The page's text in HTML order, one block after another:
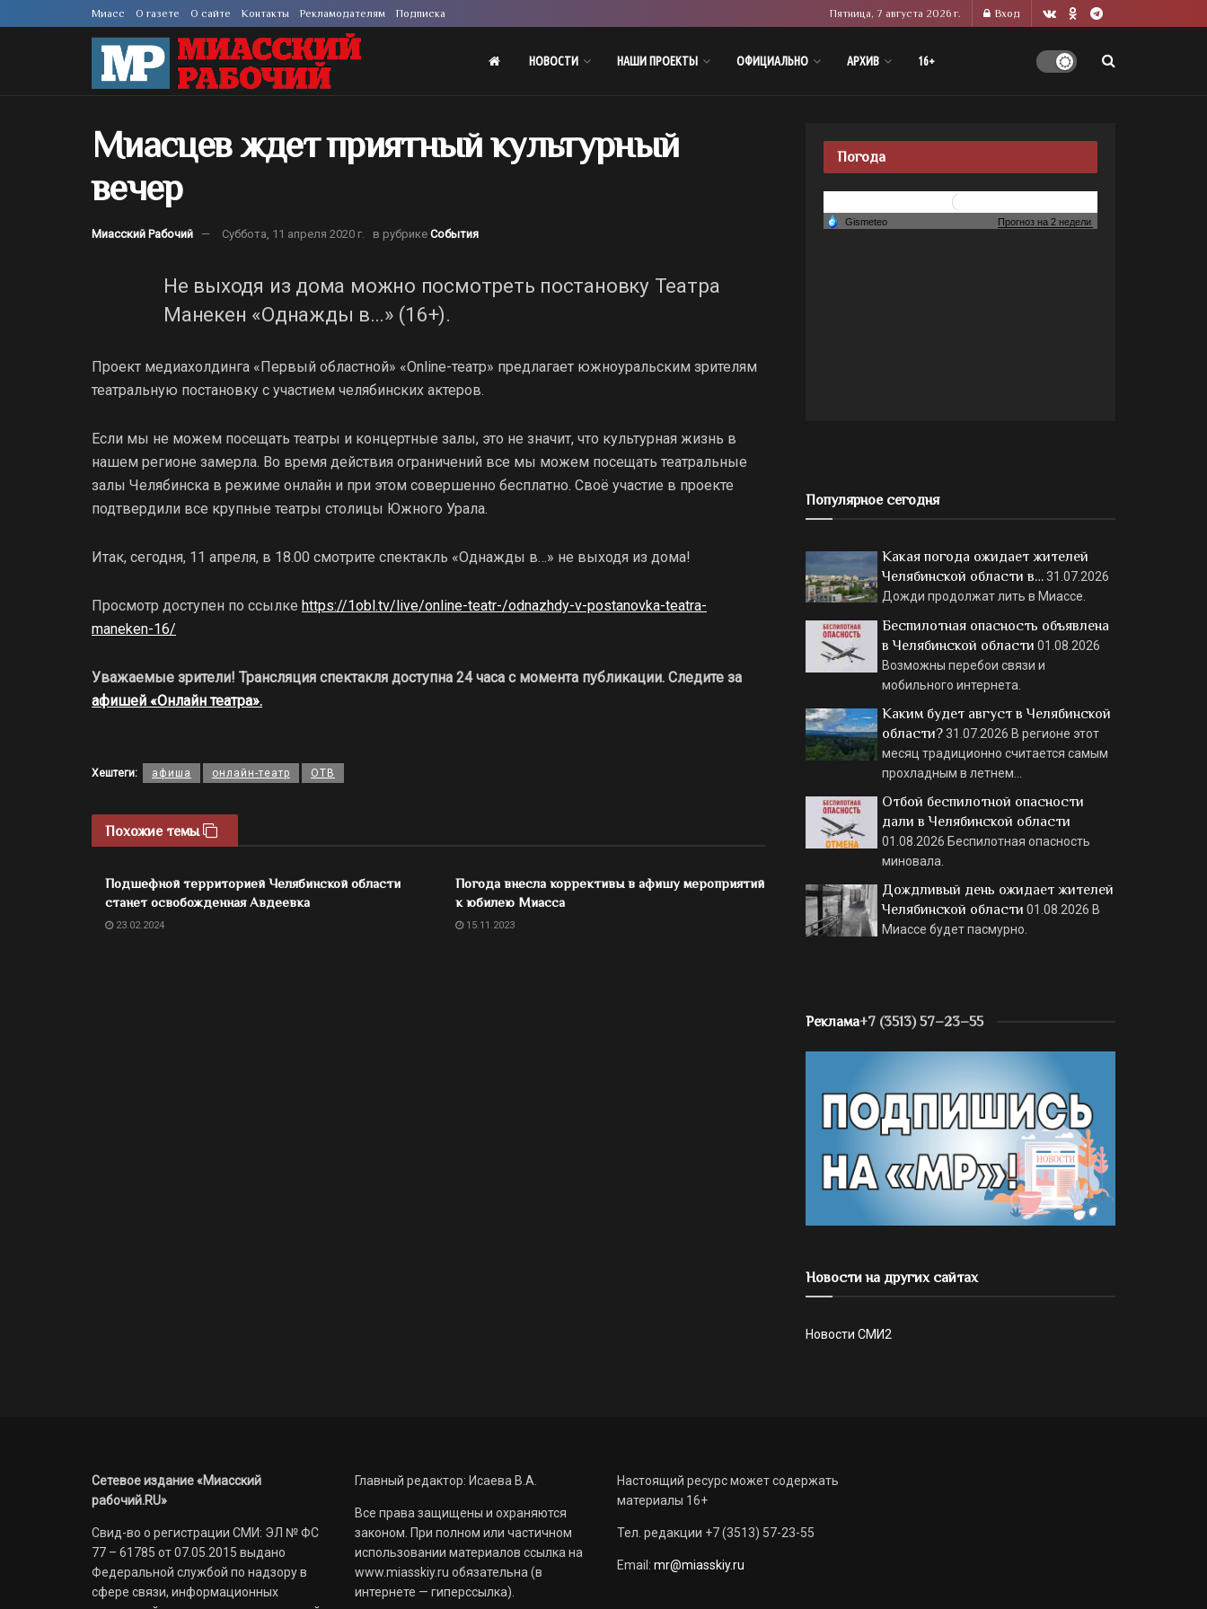
Миасс О газете О сайте Контакты Рекламодателям Подписка Пятница, 7 августа 2026 г. Вход
НОВОСТИ НАШИ ПРОЕКТЫ ОФИЦИАЛЬНО АРХИВ 16+
Миасцев ждет приятный культурный
вечер
Миасский Рабочий Суббота, 11 апреля 2020 г. в рубрике События
Не выходя из дома можно посмотреть постановку Театра
Манекен «Однажды в…» (16+).
Проект медиахолдинга «Первый областной» «Online-театр» предлагает южноуральским зрителям
театральную постановку с участием челябинских актеров.
Если мы не можем посещать театры и концертные залы, это не значит, что культурная жизнь в
нашем регионе замерла. Во время действия ограничений все мы можем посещать театральные
залы Челябинска в режиме онлайн и при этом совершенно бесплатно. Своё участие в проекте
подтвердили все крупные театры столицы Южного Урала.
Итак, сегодня, 11 апреля, в 18.00 смотрите спектакль «Однажды в…» не выходя из дома!
Просмотр доступен по ссылке https://1obl.tv/live/online-teatr-/odnazhdy-v-postanovka-teatra-
maneken-16/
Уважаемые зрители! Трансляция спектакля доступна 24 часа с момента публикации. Следите за
афишей «Онлайн театра».
Хештеги: афиша онлайн-театр ОТВ
Похожие темы
Подшефной территорией Челябинской области
станет освобожденная Авдеевка
23.02.2024
Погода внесла коррективы в афишу мероприятий
к юбилею Миасса
15.11.2023
Погода
Популярное сегодня
Какая погода ожидает жителей
Челябинской области в…31.07.2026
Дожди продолжат лить в Миассе.
Беспилотная опасность объявлена
в Челябинской области 01.08.2026
Возможны перебои связи и
мобильного интернета.
Каким будет август в Челябинской
области?31.07.2026 В регионе этот
месяц традиционно считается самым
прохладным в летнем…
Отбой беспилотной опасности
дали в Челябинской области
01.08.2026 Беспилотная опасность
миновала.
Дождливый день ожидает жителей
Челябинской области 01.08.2026 В
Миассе будет пасмурно.
Реклама+7 (3513) 57–23–55
Новости на других сайтах
Новости СМИ2
Сетевое издание «Миасский
рабочий.RU»
Свид-во о регистрации СМИ: ЭЛ № ФС
77 – 61785 от 07.05.2015 выдано
Федеральной службой по надзору в
сфере связи, информационных
Главный редактор: Исаева В.А.
Все права защищены и охраняются
законом. При полном или частичном
использовании материалов ссылка на
www.miasskiy.ru обязательна (в
интернете — гиперссылка).
Настоящий ресурс может содержать
материалы 16+
Тел. редакции +7 (3513) 57-23-55
Email: mr@miasskiy.ru